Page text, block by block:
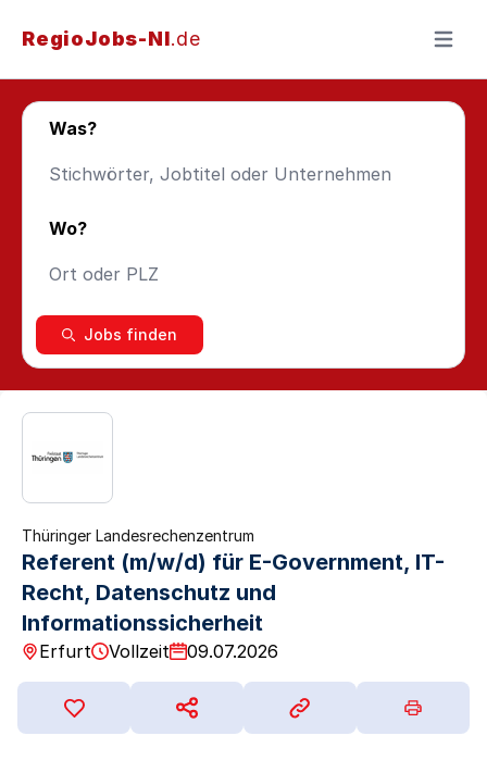
RegioJobs-NI.de Menü
Was?
Wo?
Jobs finden
Thüringer Landesrechenzentrum
Referent (m/w/d) für E-Government, IT-
Recht, Datenschutz und
Informationssicherheit
Erfurt Vollzeit 09.07.2026